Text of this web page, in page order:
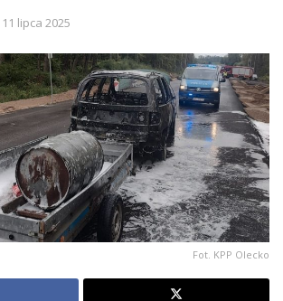
11 lipca 2025
Fot. KPP Olecko